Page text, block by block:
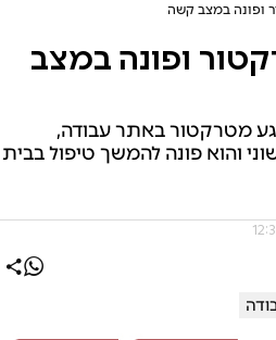
ופונה במצב קשה
ופונה במצב
מטרקטור באתר עבודה,
והוא פונה להמשך טיפול בבית